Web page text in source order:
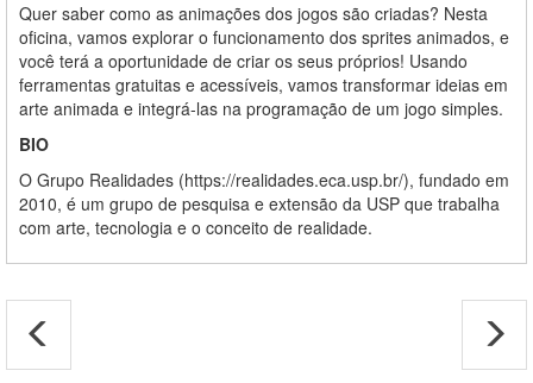
Quer saber como as animações dos jogos são criadas? Nesta
oficina, vamos explorar o funcionamento dos sprites animados, e
você terá a oportunidade de criar os seus próprios! Usando
ferramentas gratuitas e acessíveis, vamos transformar ideias em
arte animada e integrá-las na programação de um jogo simples.
BIO
O Grupo Realidades (https://realidades.eca.usp.br/), fundado em
2010, é um grupo de pesquisa e extensão da USP que trabalha
com arte, tecnologia e o conceito de realidade.